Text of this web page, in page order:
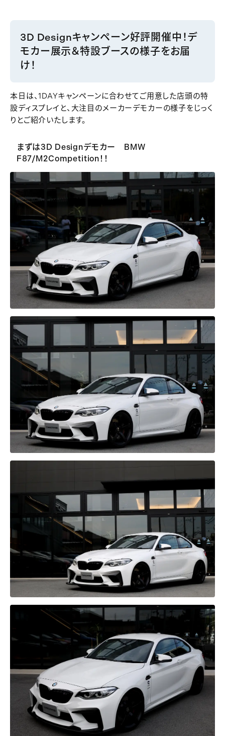
3D Designキャンペーン好評開催中！デ
モカー展示＆特設ブースの様子をお届
け！
本日は、1DAYキャンペーンに合わせてご用意した店頭の特
設ディスプレイと、大注目のメーカーデモカーの様子をじっく
りとご紹介いたします。
まずは3D Designデモカー BMW
F87/M2Competition！！